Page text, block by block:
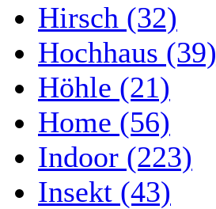
Hirsch (32)
Hochhaus (39)
Höhle (21)
Home (56)
Indoor (223)
Insekt (43)